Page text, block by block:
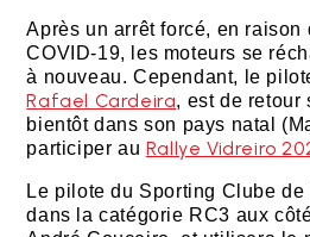
Après un arrêt forcé, en raison
COVID-19, les moteurs se
à nouveau. Cependant, le
Rafael Cardeira, est de retour
bientôt dans son pays natal
participer au Rallye Vidreiro
Le pilote du Sporting Clube
dans la catégorie RC3 aux